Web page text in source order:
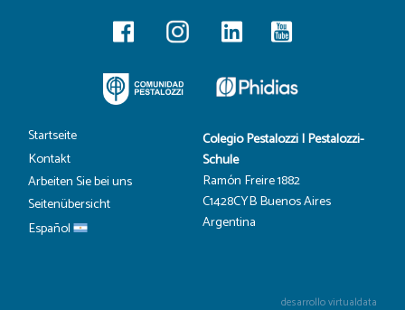
Startseite
Kontakt
Arbeiten Sie bei uns
Seitenübersicht
Español
Colegio Pestalozzi | Pestalozzi-
Schule
Ramón Freire 1882
C1428CYB Buenos Aires
Argentina
desarrollo virtualdata